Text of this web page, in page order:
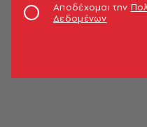
Αποδέχομαι την
Δεδομένων